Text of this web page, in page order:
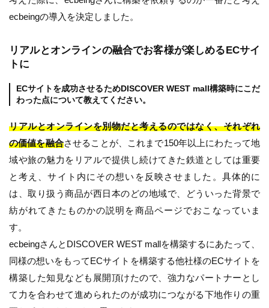
ecbeingの導入を決定しました。
リアルとオンラインの融合でお客様が楽しめるECサイ
トに
ECサイトを成功させるためDISCOVER WEST mall構築時にこだ
わった点について教えてください。
リアルとオンラインを別物だと考えるのではなく、それぞれ
の価値を融合させることが、これまで150年以上にわたって地
域や旅の魅力をリアルで提供し続けてきた鉄道としては重要
と考え、サイト内にその想いを反映させました。具体的に
は、取り扱う商品が西日本のどの地域で、どういった背景で
紡がれてきたものかの説明を商品ページでおこなっていま
す。
ecbeingさんとDISCOVER WEST mallを構築するにあたって、
同様の想いをもってECサイトを構築する他社様のECサイトを
構築した知見なども展開頂けたので、強力なパートナーとし
て力を合わせて進められたのが成功につながる下地作りの重